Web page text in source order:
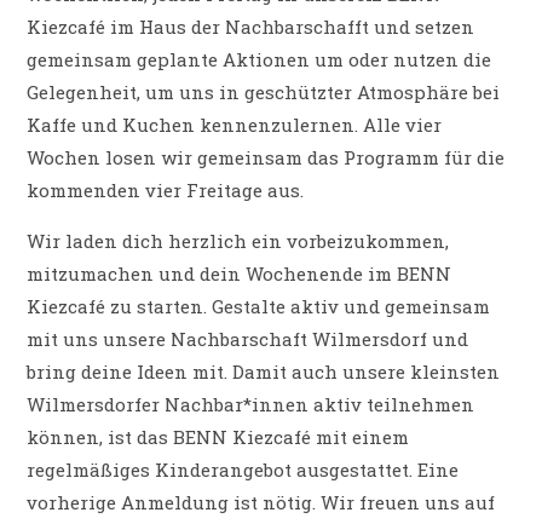
Kiezcafé im Haus der Nachbarschafft und setzen
gemeinsam geplante Aktionen um oder nutzen die
Gelegenheit, um uns in geschützter Atmosphäre bei
Kaffe und Kuchen kennenzulernen. Alle vier
Wochen losen wir gemeinsam das Programm für die
kommenden vier Freitage aus.
Wir laden dich herzlich ein vorbeizukommen,
mitzumachen und dein Wochenende im BENN
Kiezcafé zu starten. Gestalte aktiv und gemeinsam
mit uns unsere Nachbarschaft Wilmersdorf und
bring deine Ideen mit. Damit auch unsere kleinsten
Wilmersdorfer Nachbar*innen aktiv teilnehmen
können, ist das BENN Kiezcafé mit einem
regelmäßiges Kinderangebot ausgestattet. Eine
vorherige Anmeldung ist nötig. Wir freuen uns auf